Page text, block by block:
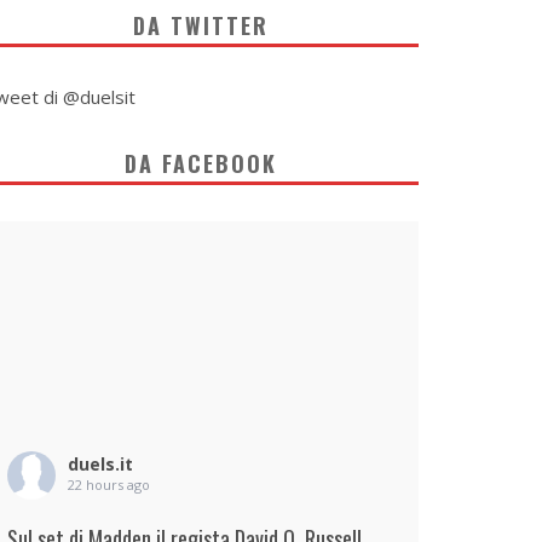
DA TWITTER
di @duelsit
DA FACEBOOK
duels.it
22 hours ago